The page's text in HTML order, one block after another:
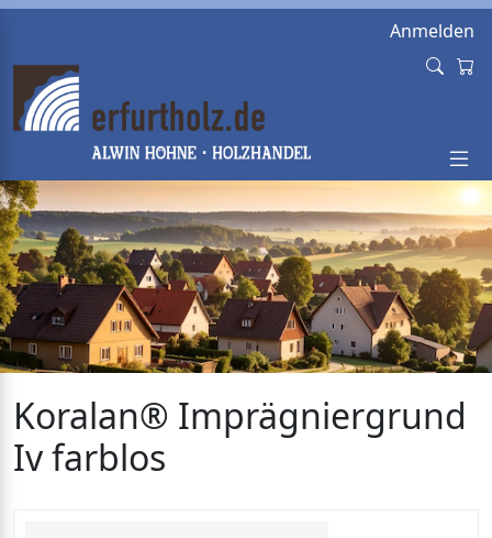
Anmelden
Koralan® Imprägniergrund
Iv farblos